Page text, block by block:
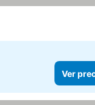
Ver